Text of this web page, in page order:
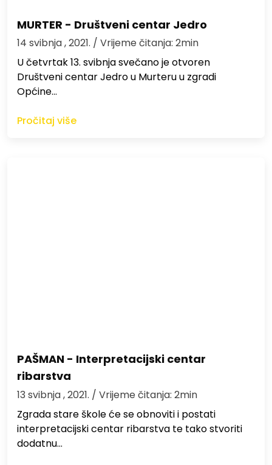
MURTER - Društveni centar Jedro
14 svibnja , 2021. / Vrijeme čitanja: 2min
U četvrtak 13. svibnja svečano je otvoren
Društveni centar Jedro u Murteru u zgradi
Općine…
Pročitaj više
PAŠMAN - Interpretacijski centar
ribarstva
13 svibnja , 2021. / Vrijeme čitanja: 2min
Zgrada stare škole će se obnoviti i postati
interpretacijski centar ribarstva te tako stvoriti
dodatnu…